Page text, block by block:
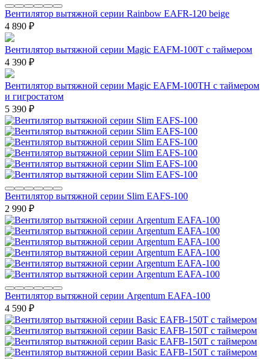
Вентилятор вытяжной серии Rainbow EAFR-120 beige
4 890 ₽
Вентилятор вытяжной серии Magic EAFM-100T с таймером
4 390 ₽
Вентилятор вытяжной серии Magic EAFM-100TH с таймером
и гигростатом
5 390 ₽
Вентилятор вытяжной серии Slim EAFS-100
2 990 ₽
Вентилятор вытяжной серии Argentum EAFA-100
4 590 ₽